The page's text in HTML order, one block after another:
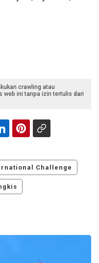
crawling atau
web ini tanpa izin tertulis dari
Challenge